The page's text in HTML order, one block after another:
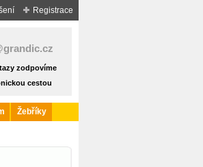
Registrace
zodpovíme
cestou
Žebříky